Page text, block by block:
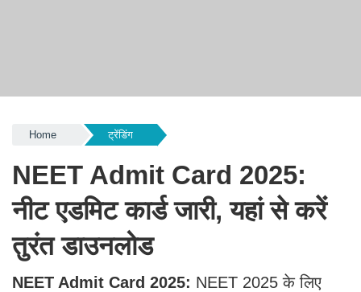
Home ट्रेंडिंग
NEET Admit Card 2025:
नीट एडमिट कार्ड जारी, यहां से करें
तुरंत डाउनलोड
NEET Admit Card 2025: NEET 2025 के लिए